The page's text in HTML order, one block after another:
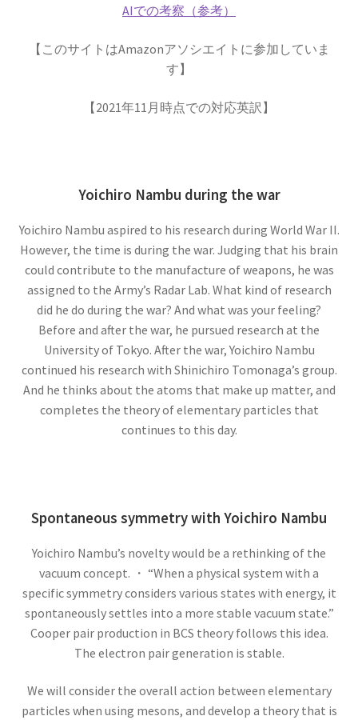
アイナー・ヘルツシュプルング
‗【H‐R図で恒星を整理して星の明るさと表面温度を考察】
家】
アメリカ関係の物理学者のまとめ
ベンジャミンフランクリンからファインマン他
アルキメデス
【兵器を発案し円周率を推定（幾何
アレクサンダー・グラハム・ベル
【Alexander Graham Bell‗1847年3月3日 ～1922年
8月2日】 — 声を「距離」から解放した発明家 —
【数学・物理学・天文学で独自の領
AIでの考察（参考）
【このサイトはAmazonアソシエイトに参加していま
す】
【2021年11月時点での対応英訳】
Yoichiro Nambu during the war
Yoichiro Nambu aspired to his research during World War II.
However, the time is during the war. Judging that his brain
could contribute to the manufacture of weapons, he was
assigned to the Army’s Radar Lab. What kind of research
did he do during the war? And what was your feeling?
Before and after the war, he pursued research at the
University of Tokyo. After the war, Yoichiro Nambu
continued his research with Shinichiro Tomonaga’s group.
And he thinks about the atoms that make up matter, and
completes the theory of elementary particles that
continues to this day.
Spontaneous symmetry with Yoichiro Nambu
Yoichiro Nambu’s novelty would be a rethinking of the
vacuum concept. ・ “When a physical system with a
specific symmetry considers various states with energy, it
spontaneously settles into a more stable vacuum state.”
Cooper pair production in BCS theory follows this idea.
The electron pair generation is stable.
We will consider the overall action between elementary
particles when using mesons, and develop a theory that is